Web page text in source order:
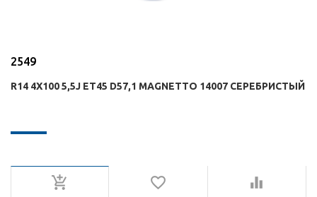
2549
R14 4X100 5,5J ET45 D57,1 MAGNETTO 14007 СЕРЕБРИСТЫЙ